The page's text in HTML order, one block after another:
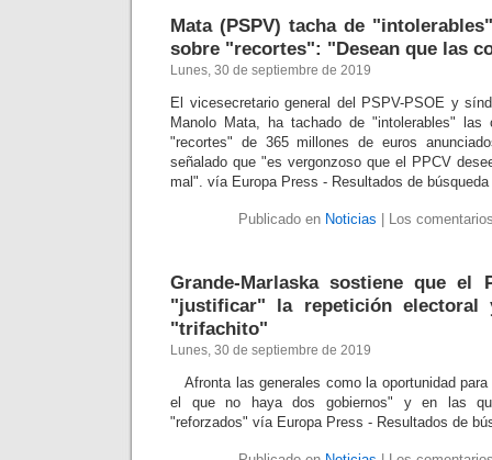
Mata (PSPV) tacha de
sobre "recortes": "Desean que las
Lunes, 30 de septiembre de 2019
El vicesecretario general del PSPV-PSOE y
Manolo Mata, ha tachado de "intolerables"
"recortes" de 365 millones de euros
señalado que "es vergonzoso que el PPCV
mal". vía Europa Press - Resultados de búsqueda
Publicado en Noticias Los
Grande-Marlaska sostiene que el
"justificar" la repetición
"trifachito"
Lunes, 30 de septiembre de 2019
Afronta las generales como la oportunidad para
el que no haya dos gobiernos" y en las
"reforzados" vía Europa Press - Resultados de